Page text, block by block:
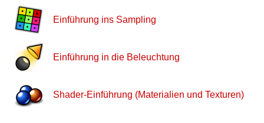
Einführung ins Sampling
Einführung in die Beleuchtung
Shader-Einführung (Materialien und Texturen)